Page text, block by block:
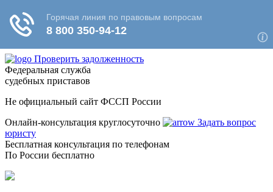
Проверить задолженность
Федеральная служба
судебных приставов
Не официальный сайт ФССП России
Онлайн-консультация круглосуточно
Задать вопрос
юристу
Бесплатная консультация по телефонам
По России бесплатно